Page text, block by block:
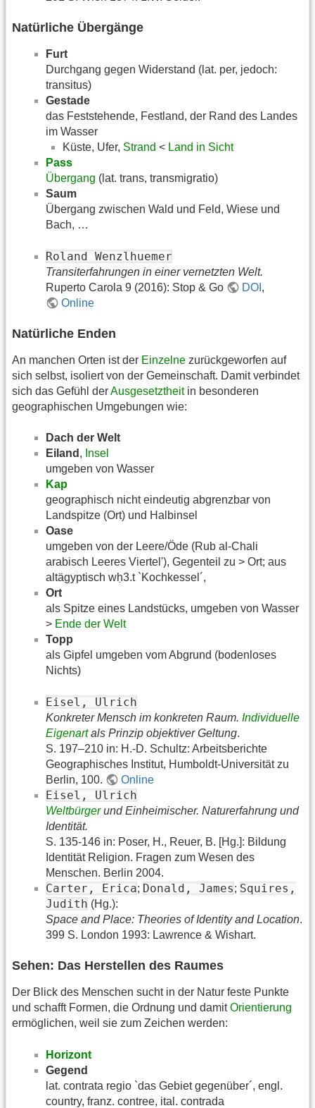
Natürliche Übergänge
Furt
Durchgang gegen Widerstand (lat. per, jedoch:
transitus)
Gestade
das Feststehende, Festland, der Rand des Landes
im Wasser
Küste, Ufer, Strand < Land in Sicht
Pass
Übergang (lat. trans, transmigratio)
Saum
Übergang zwischen Wald und Feld, Wiese und
Bach, …
Roland Wenzlhuemer
Transiterfahrungen in einer vernetzten Welt.
Ruperto Carola 9 (2016): Stop & Go
DOI ,
Online
Natürliche Enden
An manchen Orten ist der Einzelne zurückgeworfen auf
sich selbst, isoliert von der Gemeinschaft. Damit verbindet
sich das Gefühl derAusgesetztheitin besonderen
geographischen Umgebungen wie:
Dach der Welt
Eiland , Insel
umgeben von Wasser
Kap
geographisch nicht eindeutig abgrenzbar von
Landspitze (Ort) und Halbinsel
Oase
umgeben von der Leere/Öde (Rub al-Chali
arabisch Leeres Viertel'), Gegenteil zu > Ort; aus
altägyptisch wḥ3.t `Kochkessel´,
Ort
als Spitze eines Landstücks, umgeben von Wasser
> Ende der Welt
Topp
als Gipfel umgeben vom Abgrund (bodenloses
Nichts)
Eisel, Ulrich
Konkreter Mensch im konkreten Raum. Individuelle
Eigenartals Prinzip objektiver Geltung.
S. 197–210 in: H.-D. Schultz: Arbeitsberichte
Geographisches Institut, Humboldt-Universität zu
Berlin, 100.
Online
Eisel, Ulrich
Weltbürgerund Einheimischer. Naturerfahrung und
Identität.
S. 135-146 in: Poser, H., Reuer, B. [Hg.]: Bildung
Identität Religion. Fragen zum Wesen des
Menschen. Berlin 2004.
Carter, Erica; Donald, James; Squires,
Judith (Hg.):
Space and Place: Theories of Identity and Location.
399 S. London 1993: Lawrence & Wishart.
Sehen: Das Herstellen des Raumes
Der Blick des Menschen sucht in der Natur feste Punkte
und schafft Formen, die Ordnung und damitOrientierung
ermöglichen, weil sie zum Zeichen werden:
Horizont
Gegend
lat. contrata regio `das Gebiet gegenüber´, engl.
country, franz. contree, ital. contrada